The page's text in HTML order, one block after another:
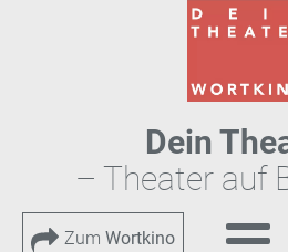
Dein
– Theater auf
Zum Wortkino